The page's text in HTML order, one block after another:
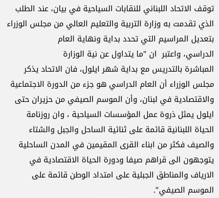
توقف الاتحاد اللبناني للنقابات السياحية في بيان، عند الطلب
الذي تقدمت به وزارة التربية والتعليم العالي من مجلس الوزراء
بتعديل المراسيم التي تحدد بداية ونهاية العام
الدراسي، واعتبر ان "ما يتداول عن نية الوزارة
المباشرة بالتدريس مع بداية شهر ايلول، فان الاتحاد يذكر
مجلس الوزراء أن العام الدراسي هو جزء من الدورة الاجتماعية
والاقتصادية في لبنان، وأن الموسم الصيفي من حزيران حتى
ايلول يمثل ذروة عمل المؤسسات السياحية ، وان روزنامة
الحياة اللبنانية قائمة على ثنائية الساحل والجبل والشتاء
والصيف فكثر من ابناء القرى المقيمين في المدن الساحلية
يتوجهون الى قراهم صيفا ودورة الحياة الاقتصادية في
الارياف والمناطق الجبلية على امتداد الوطن قائمة على
الموسم الصيفي".